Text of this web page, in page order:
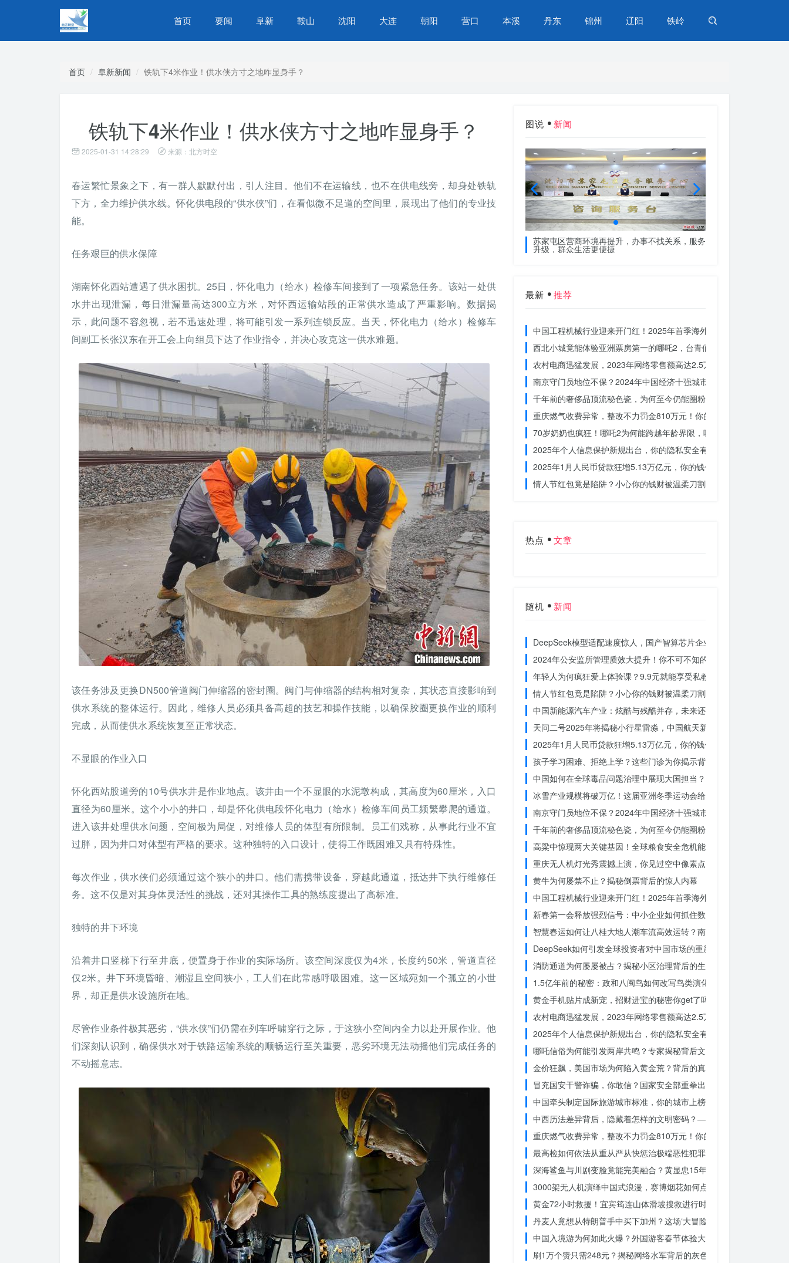
首页 要闻 阜新 鞍山 沈阳 大连 朝阳 营口 本溪 丹东 锦州 辽阳 铁岭
首页 阜新新闻 铁轨下4米作业！供水侠方寸之地咋显身手？
铁轨下4米作业！供水侠方寸之地咋显身手？
2025-01-31 14:28:29 来源：北方时空
春运繁忙景象之下，有一群人默默付出，引人注目。他们不在运输线，也不在供电线旁，却身处铁轨
下方，全力维护供水线。怀化供电段的“供水侠”们，在看似微不足道的空间里，展现出了他们的专业技
能。
任务艰巨的供水保障
湖南怀化西站遭遇了供水困扰。25日，怀化电力（给水）检修车间接到了一项紧急任务。该站一处供
水井出现泄漏，每日泄漏量高达300立方米，对怀西运输站段的正常供水造成了严重影响。数据揭
示，此问题不容忽视，若不迅速处理，将可能引发一系列连锁反应。当天，怀化电力（给水）检修车
间副工长张汉东在开工会上向组员下达了作业指令，并决心攻克这一供水难题。
该任务涉及更换DN500管道阀门伸缩器的密封圈。阀门与伸缩器的结构相对复杂，其状态直接影响到
供水系统的整体运行。因此，维修人员必须具备高超的技艺和操作技能，以确保胶圈更换作业的顺利
完成，从而使供水系统恢复至正常状态。
不显眼的作业入口
怀化西站股道旁的10号供水井是作业地点。该井由一个不显眼的水泥墩构成，其高度为60厘米，入口
直径为60厘米。这个小小的井口，却是怀化供电段怀化电力（给水）检修车间员工频繁攀爬的通道。
进入该井处理供水问题，空间极为局促，对维修人员的体型有所限制。员工们戏称，从事此行业不宜
过胖，因为井口对体型有严格的要求。这种独特的入口设计，使得工作既困难又具有特殊性。
每次作业，供水侠们必须通过这个狭小的井口。他们需携带设备，穿越此通道，抵达井下执行维修任
务。这不仅是对其身体灵活性的挑战，还对其操作工具的熟练度提出了高标准。
独特的井下环境
沿着井口竖梯下行至井底，便置身于作业的实际场所。该空间深度仅为4米，长度约50米，管道直径
仅2米。井下环境昏暗、潮湿且空间狭小，工人们在此常感呼吸困难。这一区域宛如一个孤立的小世
界，却正是供水设施所在地。
尽管作业条件极其恶劣，“供水侠”们仍需在列车呼啸穿行之际，于这狭小空间内全力以赴开展作业。他
们深刻认识到，确保供水对于铁路运输系统的顺畅运行至关重要，恶劣环境无法动摇他们完成任务的
不动摇意志。
图说 新闻
苏家屯区营商环境再提升，办事不找关系，服务
升级，群众生活更便捷
最新 推荐
中国工程机械行业迎来开门红！2025年首季海外订单激增，你准备好
西北小城竟能体验亚洲票房第一的哪吒2，台青们为何如此惊叹？
农村电商迅猛发展，2023年网络零售额高达2.5万亿！你还在等什么？
南京守门员地位不保？2024年中国经济十强城市大洗牌
千年前的奢侈品顶流秘色瓷，为何至今仍能圈粉世界？揭秘其神秘魅力
重庆燃气收费异常，整改不力罚金810万元！你的权益被侵犯了吗？
70岁奶奶也疯狂！哪吒2为何能跨越年龄界限，吸引全民观影？
2025年个人信息保护新规出台，你的隐私安全有保障了吗？
2025年1月人民币贷款狂增5.13万亿元，你的钱包准备好了吗？
情人节红包竟是陷阱？小心你的钱财被温柔刀割走
热点 文章
随机 新闻
DeepSeek模型适配速度惊人，国产智算芯片企业仅用一周完成！未
2024年公安监所管理质效大提升！你不可不知的法治文明新举措
年轻人为何疯狂爱上体验课？9.9元就能享受私教课的秘密
情人节红包竟是陷阱？小心你的钱财被温柔刀割走
中国新能源汽车产业：炫酷与残酷并存，未来还能走多远？
天问二号2025年将揭秘小行星雷淼，中国航天新时代即将开启
2025年1月人民币贷款狂增5.13万亿元，你的钱包准备好了吗？
孩子学习困难、拒绝上学？这些门诊为你揭示背后的真相
中国如何在全球毒品问题治理中展现大国担当？揭秘中国方案的独特
冰雪产业规模将破万亿！这届亚洲冬季运动会给浙江企业带来哪些商
南京守门员地位不保？2024年中国经济十强城市大洗牌
千年前的奢侈品顶流秘色瓷，为何至今仍能圈粉世界？揭秘其神秘魅力
高粱中惊现两大关键基因！全球粮食安全危机能否就此终结？
重庆无人机灯光秀震撼上演，你见过空中像素点的奇迹吗？
黄牛为何屡禁不止？揭秘倒票背后的惊人内幕
中国工程机械行业迎来开门红！2025年首季海外订单激增，你准备好
新春第一会释放强烈信号：中小企业如何抓住数字化转型的机遇？
智慧春运如何让八桂大地人潮车流高效运转？南宁铁路枢纽的秘密武
DeepSeek如何引发全球投资者对中国市场的重新评估？
消防通道为何屡屡被占？揭秘小区治理背后的生命线危机
1.5亿年前的秘密：政和八闽鸟如何改写鸟类演化历史？
黄金手机贴片成新宠，招财进宝的秘密你get了吗？
农村电商迅猛发展，2023年网络零售额高达2.5万亿！你还在等什么？
2025年个人信息保护新规出台，你的隐私安全有保障了吗？
哪吒信俗为何能引发两岸共鸣？专家揭秘背后文化符号的力量
金价狂飙，美国市场为何陷入黄金荒？背后的真相令人
冒充国安干警诈骗，你敢信？国家安全部重拳出击，犯罪团伙被一网
中国牵头制定国际旅游城市标准，你的城市上榜了吗？
中西历法差异背后，隐藏着怎样的文明密码？——专访南京大学周礼
重庆燃气收费异常，整改不力罚金810万元！你的权益被侵犯了吗？
最高检如何依法从重从严从快惩治极端恶性犯罪？揭秘重大案件背后
深海鲨鱼与川剧变脸竟能完美融合？黄显忠15年水下默剧惊艳全场
3000架无人机演绎中国式浪漫，赛博烟花如何点亮夜空？
黄金72小时救援！宜宾筠连山体滑坡搜救进行时，无人机遥感技术助力
丹麦人竟想从特朗普手中买下加州？这场‘大冒险’背后藏着什么秘密
中国入境游为何如此火爆？外国游客春节体验大揭秘
刷1万个赞只需248元？揭秘网络水军背后的灰色产业链